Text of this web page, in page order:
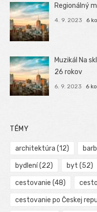
Regionálný
4. 9. 2023 6
Muzikál Na
26 rokov
6. 9. 2023 6
TÉMY
architektúra (12)
bydlení(22) byt (52)
cestovanie (48)
cestovanie po Českej